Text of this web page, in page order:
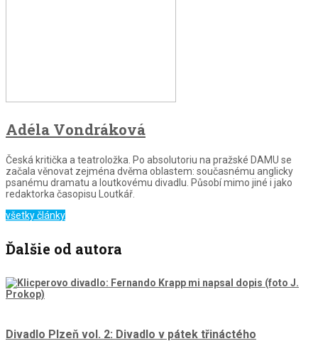
Adéla Vondráková
Česká kritička a teatroložka. Po absolutoriu na pražské DAMU se
začala věnovat zejména dvěma oblastem: současnému anglicky
psanému dramatu a loutkovému divadlu. Působí mimo jiné i jako
redaktorka časopisu Loutkář.
všetky články
Ďalšie od autora
Divadlo Plzeň vol. 2: Divadlo v pátek třináctého